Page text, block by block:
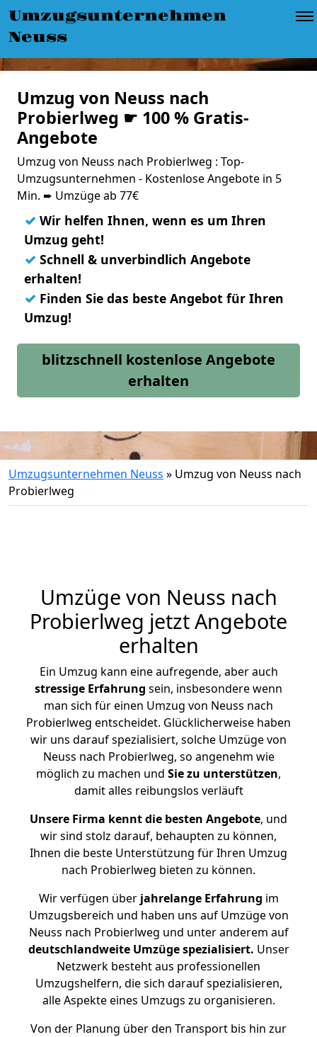
Umzugsunternehmen
Neuss
Umzug von Neuss nach
Probierlweg ☛ 100 % Gratis-
Angebote
Umzug von Neuss nach Probierlweg : Top-
Umzugsunternehmen - Kostenlose Angebote in 5
Min. ➨ Umzüge ab 77€
✓ Wir helfen Ihnen, wenn es um Ihren
Umzug geht!
✓ Schnell & unverbindlich Angebote
erhalten!
✓ Finden Sie das beste Angebot für Ihren
Umzug!
blitzschnell kostenlose Angebote
erhalten
Umzugsunternehmen Neuss » Umzug von Neuss nach
Probierlweg
Umzüge von Neuss nach
Probierlweg jetzt Angebote
erhalten
Ein Umzug kann eine aufregende, aber auch
stressige Erfahrung sein, insbesondere wenn
man sich für einen Umzug von Neuss nach
Probierlweg entscheidet. Glücklicherweise haben
wir uns darauf spezialisiert, solche Umzüge von
Neuss nach Probierlweg, so angenehm wie
möglich zu machen und Sie zu unterstützen,
damit alles reibungslos verläuft
Unsere Firma kennt die besten Angebote, und
wir sind stolz darauf, behaupten zu können,
Ihnen die beste Unterstützung für Ihren Umzug
nach Probierlweg bieten zu können.
Wir verfügen überjahrelange Erfahrung im
Umzugsbereich und haben uns auf Umzüge von
Neuss nach Probierlweg und unter anderem auf
deutschlandweite Umzüge spezialisiert. Unser
Netzwerk besteht aus professionellen
Umzugshelfern, die sich darauf spezialisieren,
alle Aspekte eines Umzugs zu organisieren.
Von der Planung über den Transport bis hin zur